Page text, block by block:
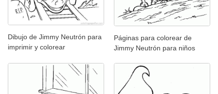
Dibujo de Jimmy Neutrón para
imprimir y colorear
Páginas para colorear de
Jimmy Neutrón para niños